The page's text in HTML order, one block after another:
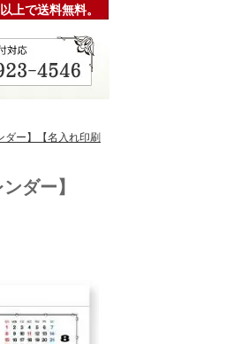
上で送料無料。
ダー】【名入れ印刷
ダー】